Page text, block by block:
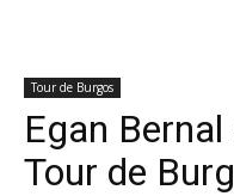
Tour de Burgos
Egan
Tour de